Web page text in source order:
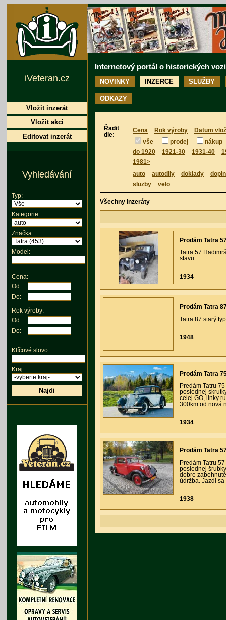
Internetový portál o historických
NOVINKY INZERCE SLUŽBY
ODKAZY
Řadit
dle:
Cena Rok výroby
Datum
vše
prodej
nákup
do 1920
1921-30 1931-40
1981>
auto
autodily doklady
sluzby
velo
Všechny inzeráty
Prodám Tatra
Tatra 57
stavu
1934
Prodám Tatra
Tatra 87 starý
1948
Prodám Tatra
Predám Tatru
poslednej
celej GO, linky
300km od nová
1934
Prodám Tatra
Predám Tatru
poslednej
dobre
údržba. Jazdi
1938
iVeteran.cz
Vložit inzerát
Vložit akci
Editovat inzerát
Vyhledávání
Typ:
Kategorie:
Značka:
Model:
Cena:
Od:
Do:
Rok výroby:
Od:
Do:
Klíčové slovo:
Kraj:
Najdi